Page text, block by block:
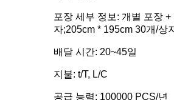
포장 세부 정보: 개별 포장
자;205cm * 195cm 30개/상
배달 시간: 20~45일
지불: t/T, L/C
공급 능력: 100000 PCS/년